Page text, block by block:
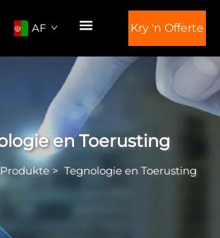
AF Kry 'n Offerte
en Toerusting
Produkte> Tegnologie en Toerusting